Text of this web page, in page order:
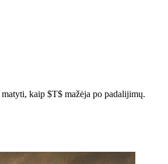
kaip $T$ mažėja po padalijimų.